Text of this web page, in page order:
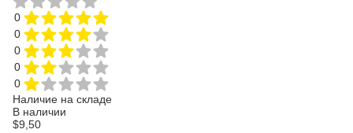
0
0
0
0
0
Наличие на складе
В наличии
$9,50